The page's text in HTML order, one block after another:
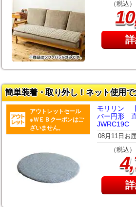
（税込）
10
簡単装着・取り外し！ネット使用
アウトレットセール
※ＷＥＢクーポンはご
ざいません。
モリリン
バー円形
JWRC19C
08月11日お
（税込）
4,